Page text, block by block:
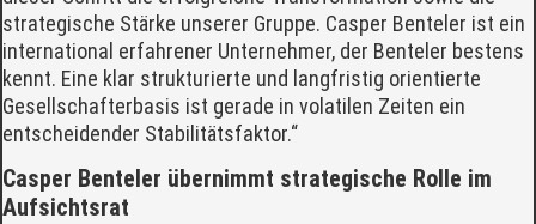
strategische Stärke unserer Gruppe. Casper Benteler ist ein
international erfahrener Unternehmer, der Benteler bestens
kennt. Eine klar strukturierte und langfristig orientierte
Gesellschafterbasis ist gerade in volatilen Zeiten ein
entscheidender Stabilitätsfaktor.“
Casper Benteler übernimmt strategische Rolle im
Aufsichtsrat